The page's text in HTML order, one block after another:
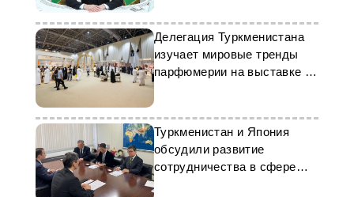
Делегация Туркменистана
изучает мировые тренды
парфюмерии на выставке в
ОАЭ
Туркменистан и Япония
обсудили развитие
сотрудничества в сфере
туризма